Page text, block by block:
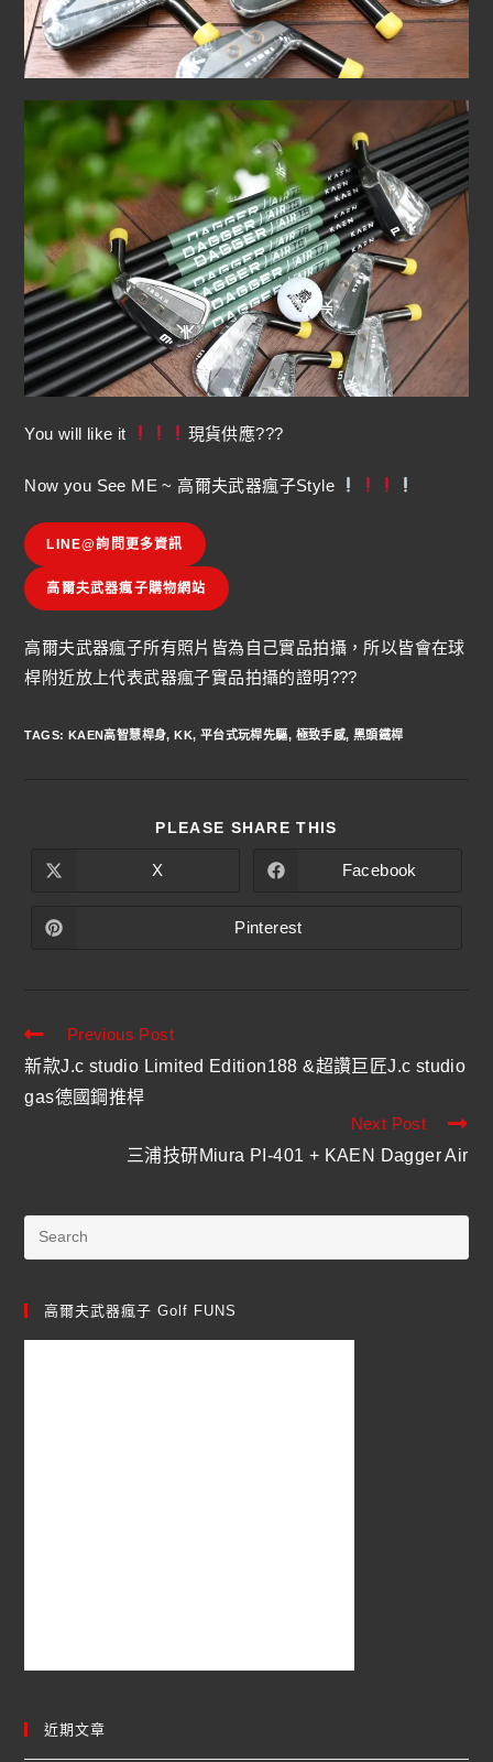
You will like it 現貨供應???
Now you See ME ~ 高爾夫武器瘋子Style
LINE@詢問更多資訊
高爾夫武器瘋子購物網站
高爾夫武器瘋子所有照片皆為自己實品拍攝，所以皆會在球
桿附近放上代表武器瘋子實品拍攝的證明???
TAGS: KAEN高智慧桿身, KK, 平台式玩桿先驅, 極致手感, 黑頭鐵桿
PLEASE SHARE THIS
X Facebook
Pinterest
Previous Post
新款J.c studio Limited Edition188 &超讚巨匠J.c studio
gas德國鋼推桿
Next Post
三浦技研Miura PI-401 + KAEN Dagger Air
高爾夫武器瘋子 Golf FUNS
近期文章